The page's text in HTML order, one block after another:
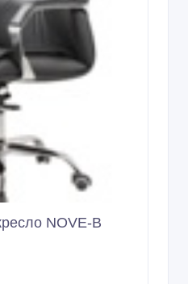
NOVE-B